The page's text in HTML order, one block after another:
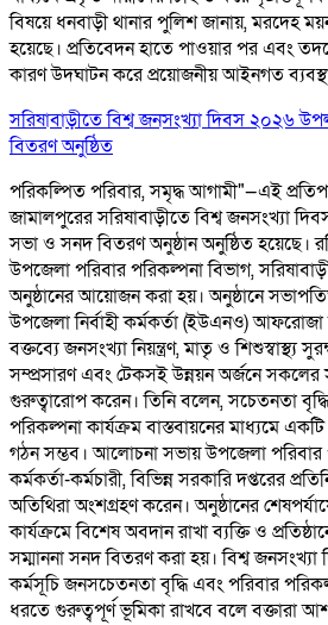
বিষয়ে ধনবাড়ী থানার পুলিশ জানায়, মরদেহ
হয়েছে। প্রতিবেদন হাতে পাওয়ার পর এবং
কারণ উদঘাটন করে প্রয়োজনীয় আইনগত
সরিষাবাড়ীতে বিশ্ব জনসংখ্যা দিবস ২০২৬
বিতরণ অনুষ্ঠিত
পরিকল্পিত পরিবার, সমৃদ্ধ আগামী"—এই
জামালপুরের সরিষাবাড়ীতে বিশ্ব জনসংখ্যা
সভা ও সনদ বিতরণ অনুষ্ঠান অনুষ্ঠিত হয়েছে।
উপজেলা পরিবার পরিকল্পনা বিভাগ,
অনুষ্ঠানের আয়োজন করা হয়। অনুষ্ঠানে
উপজেলা নির্বাহী কর্মকর্তা (ইউএনও)
বক্তব্যে জনসংখ্যা নিয়ন্ত্রণ, মাতৃ ও শিশুস্বাস্থ্য
সম্প্রসারণ এবং টেকসই উন্নয়ন অর্জনে
গুরুত্বারোপ করেন। তিনি বলেন, সচেতনতা
পরিকল্পনা কার্যক্রম বাস্তবায়নের মাধ্যমে
গঠন সম্ভব। আলোচনা সভায় উপজেলা পরিবার
কর্মকর্তা-কর্মচারী, বিভিন্ন সরকারি দপ্তরের
অতিথিরা অংশগ্রহণ করেন। অনুষ্ঠানের
কার্যক্রমে বিশেষ অবদান রাখা ব্যক্তি ও
সম্মাননা সনদ বিতরণ করা হয়। বিশ্ব
কর্মসূচি জনসচেতনতা বৃদ্ধি এবং পরিবার
ধরতে গুরুত্বপূর্ণ ভূমিকা রাখবে বলে বক্তারা